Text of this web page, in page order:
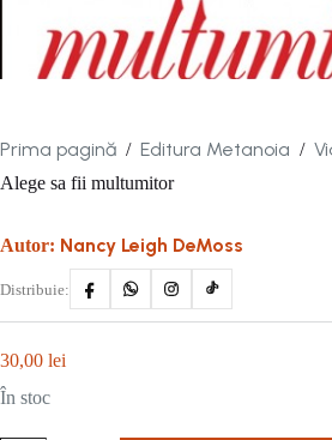
Prima pagină / Editura Metanoia /
Alege sa fii multumitor
Autor: Nancy Leigh DeMoss
Distribuie:
30,00 lei
În stoc